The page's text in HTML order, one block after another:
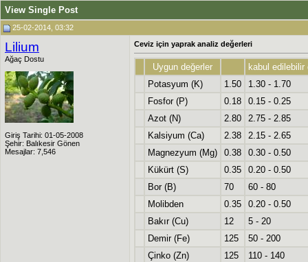
View Single Post
25-02-2014, 03:32
Lilium
Ağaç Dostu
Giriş Tarihi: 01-05-2008
Şehir: Balıkesir Gönen
Mesajlar: 7,546
Ceviz için yaprak analiz değerleri
Uygun değerler
kabul edilebilir
Potasyum (K)
1.50
1.30 - 1.70
Fosfor (P)
0.18
0.15 - 0.25
Azot (N)
2.80
2.75 - 2.85
Kalsiyum (Ca)
2.38
2.15 - 2.65
Magnezyum (Mg)
0.38
0.30 - 0.50
Kükürt (S)
0.35
0.20 - 0.50
Bor (B)
70
60 - 80
Molibden
0.35
0.20 - 0.50
Bakır (Cu)
12
5 - 20
Demir (Fe)
125
50 - 200
Çinko (Zn)
125
110 - 140